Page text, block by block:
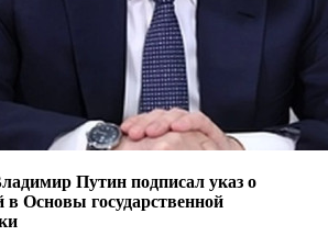
Путин подписал указ о
в Основы государственной